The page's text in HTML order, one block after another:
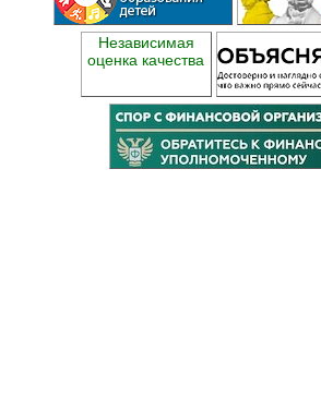
Независимая
оценка качества